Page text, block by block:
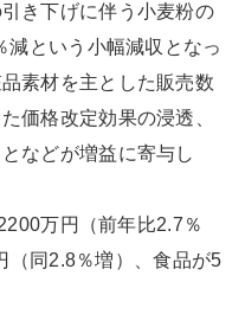
き下げに伴う小麦粉の
減という小幅減収となっ
素材を主とした販売数
価格改定効果の浸透、
などが増益に寄与し
万円（前年比2.7％
（同2.8％増）、食品が5